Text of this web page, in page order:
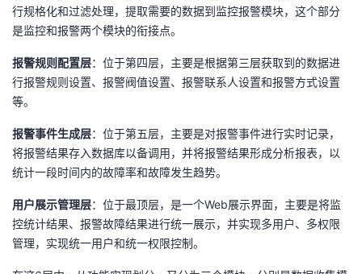
行规格化和过滤处理，提取需要的数据到监控报警模块，这个部分
是监控和报警两个模块的衔接点。
报警规则配置层：位于第四层，主要是根据第三层获取到的数据进
行报警规则设置、报警阀值设置、报警联系人设置和报警方式设置
等。
报警事件生成层：位于第五层，主要是对报警事件进行实时记录，
将报警结果存入数据库以备调用，并将报警结果形成分析报表，以
统计一段时间内的故障率和故障发生趋势。
用户展示管理层：位于最顶层，是一个Web展示界面，主要是将监
控统计结果、报警故障结果进行统一展示，并实现多用户、多权限
管理，实现统一用户和统一权限控制。